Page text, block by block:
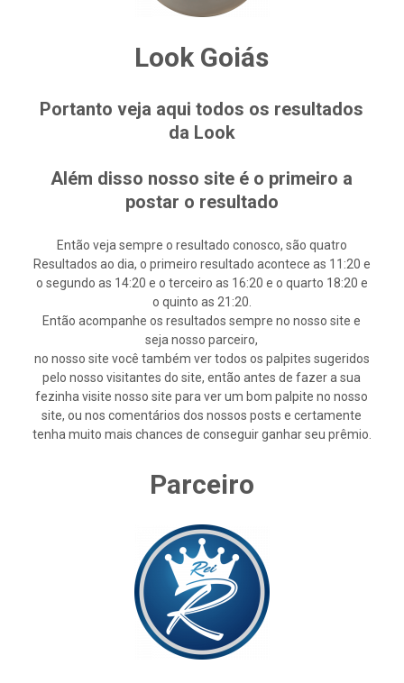
Look Goiás
Portanto veja aqui todos os resultados
da Look
Além disso nosso site é o primeiro a
postar o resultado
Então veja sempre o resultado conosco, são quatro
Resultados ao dia, o primeiro resultado acontece as 11:20 e
o segundo as 14:20 e o terceiro as 16:20 e o quarto 18:20 e
o quinto as 21:20.
Então acompanhe os resultados sempre no nosso site e
seja nosso parceiro,
no nosso site você também ver todos os palpites sugeridos
pelo nosso visitantes do site, então antes de fazer a sua
fezinha visite nosso site para ver um bom palpite no nosso
site, ou nos comentários dos nossos posts e certamente
tenha muito mais chances de conseguir ganhar seu prêmio.
Parceiro